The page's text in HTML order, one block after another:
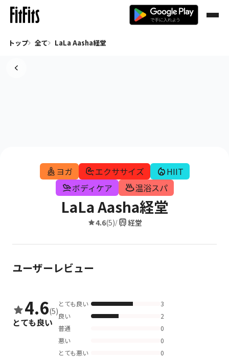
トップ 全て LaLa Aasha経堂
ヨガ エクササイズ
HIIT
ボディケア
温浴スパ
LaLa Aasha経堂
4.6(5)/ 経堂
ユーザーレビュー
4.6(5)
とても良い
とても良い
3
良い
2
普通
0
悪い
0
とても悪い
0